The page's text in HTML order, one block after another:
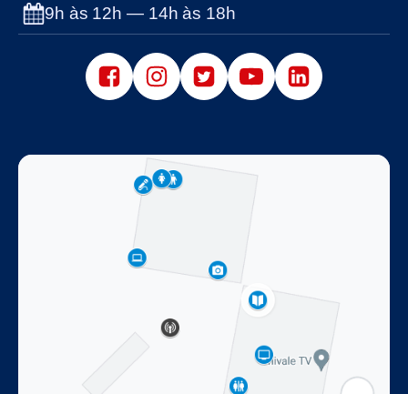
9h às 12h — 14h às 18h